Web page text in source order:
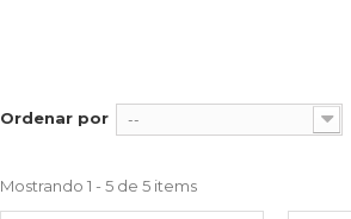
Ordenar por --
Mostrando 1 - 5 de 5 items